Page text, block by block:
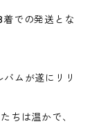
での発送とな
ムが遂にリリ
ちは温かで、